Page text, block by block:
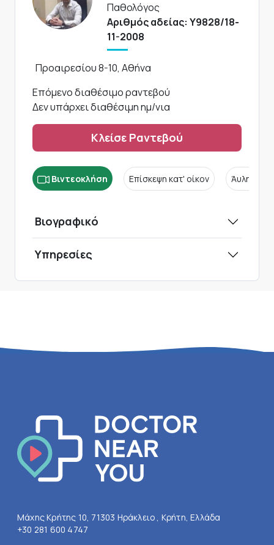
Παθολόγος
Αριθμός αδείας: Υ9828/18-
11-2008
Προαιρεσίου 8-10, Αθήνα
Επόμενο διαθέσιμο ραντεβού
Δεν υπάρχει διαθέσιμη ημ/νια
Κλείσε Ραντεβού
Βιντεοκλήση Επίσκεψη κατ' οίκον Άυλη
Βιογραφικό
Υπηρεσίες
Μάχης Κρήτης 10, 71303 Ηράκλειο , Κρήτη, Ελλάδα
+30 281 600 4747